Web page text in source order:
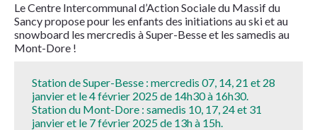
Le Centre Intercommunal d’Action Sociale du Massif du
Sancy propose pour les enfants des initiations au ski et au
snowboard les mercredis à Super-Besse et les samedis au
Mont-Dore !
Station de Super-Besse : mercredis 07, 14, 21 et 28
janvier et le 4 février 2025 de 14h30 à 16h30.
Station du Mont-Dore : samedis 10, 17, 24 et 31
janvier et le 7 février 2025 de 13h à 15h.